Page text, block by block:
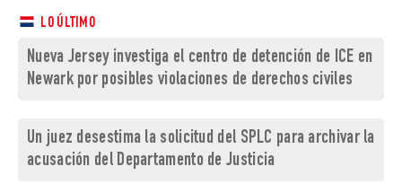
LO ÚLTIMO
Nueva Jersey investiga el centro de detención de ICE en
Newark por posibles violaciones de derechos civiles
Un juez desestima la solicitud del SPLC para archivar la
acusación del Departamento de Justicia